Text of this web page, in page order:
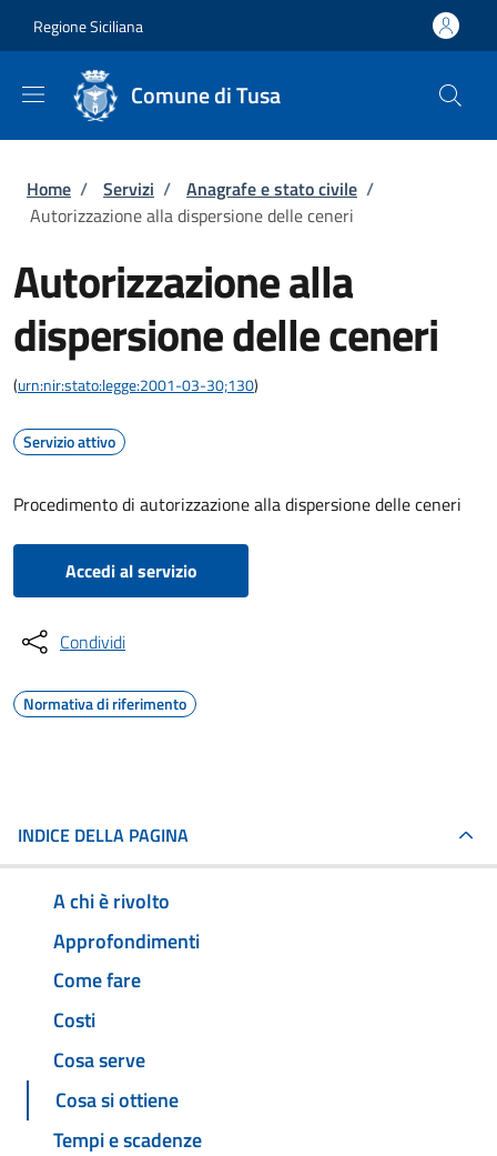
Regione Siciliana
Comune di Tusa
Briciole di pane
Home / Servizi / Anagrafe e stato civile /
Autorizzazione alla dispersione delle ceneri
Autorizzazione alla
dispersione delle ceneri
(urn:nir:stato:legge:2001-03-30;130)
Servizio attivo
Procedimento di autorizzazione alla dispersione delle ceneri
Accedi al servizio
Condividi
Normativa di riferimento
INDICE DELLA PAGINA
A chi è rivolto
Approfondimenti
Come fare
Costi
Cosa serve
Cosa si ottiene
Tempi e scadenze